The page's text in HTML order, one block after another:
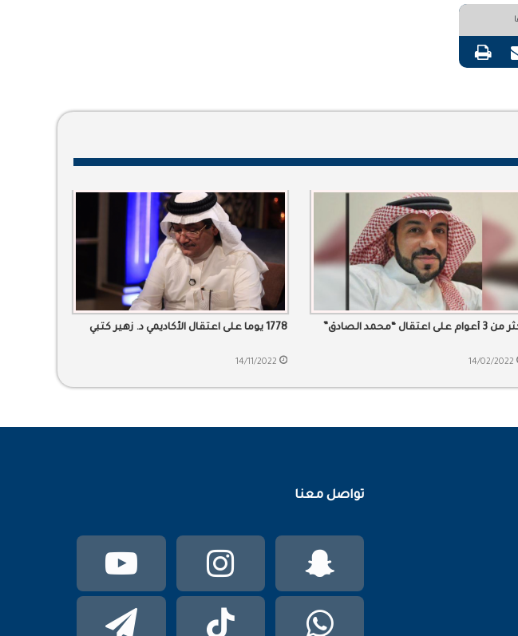
مشاركة عبر البريد طباعة
على اعتقال “محمد الصادق”
14/02/2022
1778 يوما على اعتقال الأكاديمي د. زهير كتبي
14/11/2022
تواصل معنا
يوتيوبانستقرام سناب
تشات
تيلقرام TikTok واتساب